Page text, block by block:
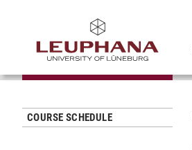
COURSE SCHEDULE